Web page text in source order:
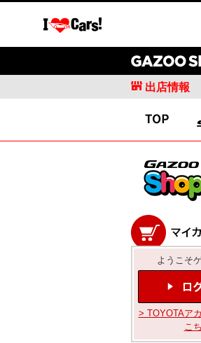
オフミーティング
モータースポーツ
出店情報
ようこそ
> TOYOTAア
こ